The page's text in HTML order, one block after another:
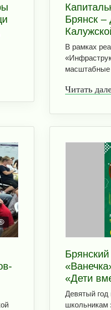
Брянск –
В рамках
масштабные
Читать
«Дети
Девятый год
школьникам